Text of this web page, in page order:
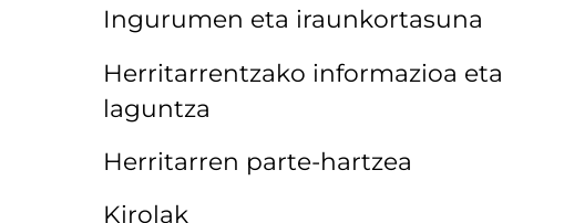
Ingurumen eta iraunkortasuna
Herritarrentzako informazioa eta
laguntza
Herritarren parte-hartzea
Kirolak